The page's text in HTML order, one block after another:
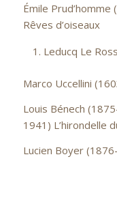
Émile
Rêves d’oiseaux
Leducq Le
Marco Uccellini
Louis Bénech
1941) L’hirondelle
Lucien Boyer